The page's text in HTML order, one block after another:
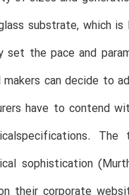
substrate, which
set the pace and
makers can decide to
have to contend
sophistication